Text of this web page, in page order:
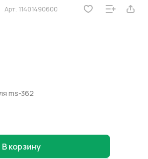
Арт. 11401490600
ms-362
В корзину